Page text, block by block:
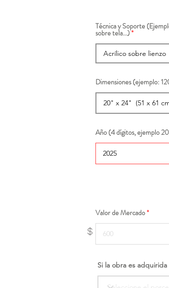
Técnica y Soporte
sobre tela...)
Dimensiones (ejemplo:
Año (4 dígitos, ejemplo
$
Valor de Mercado
Si la obra es